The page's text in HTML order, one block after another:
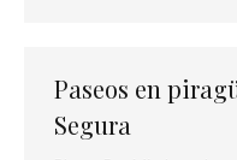
Paseos en
Segura